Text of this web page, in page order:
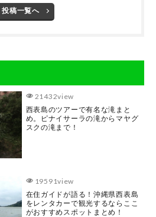
投稿一覧へ
21432view
西表島のツアーで有名な滝まと
め。ピナイサーラの滝からマヤグ
スクの滝まで！
19591view
在住ガイドが語る！沖縄県西表島
をレンタカーで観光するならここ
がおすすめスポットまとめ！